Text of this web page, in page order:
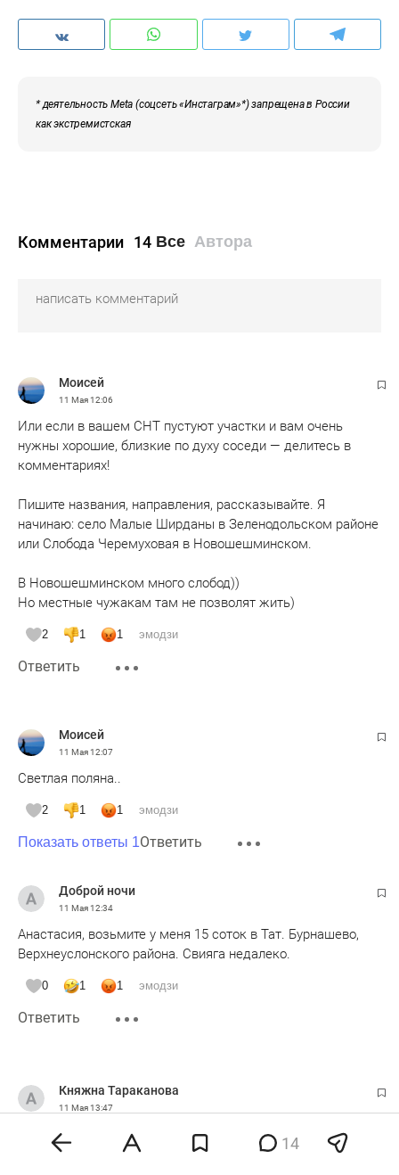
* деятельность Meta (соцсеть «Инстаграм»*) запрещена в России
как экстремистская
Комментарии 14 Все Автора
Moисeй
11 Мая12:06
Или если в вашем СНТ пустуют участки и вам очень
нужны хорошие, близкие по духу соседи — делитесь в
комментариях!
Пишите названия, направления, рассказывайте. Я
начинаю: село Малые Ширданы в Зеленодольском районе
или Слобода Черемуховая в Новошешминском.
В Новошешминском много слобод))
Но местные чужакам там не позволят жить)
2 1 1 эмодзи
Ответить
Moисeй
11 Мая12:07
Светлая поляна..
2 1 1 эмодзи
Показать ответы 1Ответить
Доброй ночи
11 Мая12:34
Анастасия, возьмите у меня 15 соток в Тат. Бурнашево,
Верхнеуслонского района. Свияга недалеко.
0 1 1 эмодзи
Ответить
Княжна Тараканова
11 Мая13:47
Статья, конечно, позитивная и оптимистичная. Но за этим
не сказано многого:
14